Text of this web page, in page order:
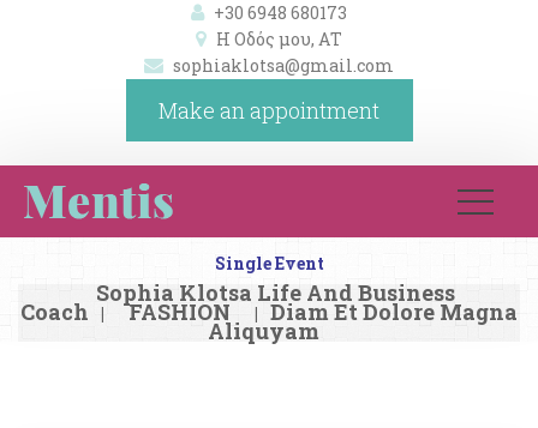
+30 6948 680173
Η Οδός μου, ΑΤ
ophiaklotsa@gmail.com
Make an appointment
Single Event
Sophia Klotsa Life And Business
Coach | FASHION | Diam Et Dolore Magna
Aliquyam